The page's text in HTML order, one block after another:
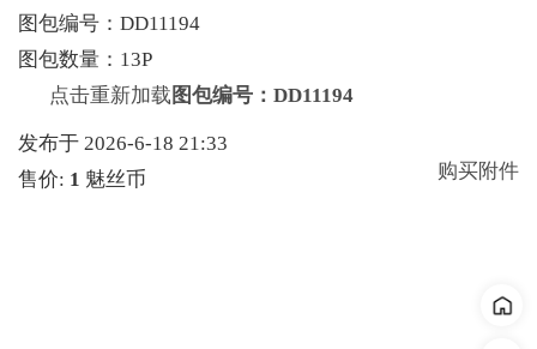
图包编号：DD11194
图包数量：13P
点击重新加载 图包编号：DD11194
发布于 2026-6-18 21:33
售价: 1 魅丝币 购买附件